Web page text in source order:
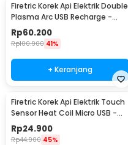
Firetric Korek Api Elektrik Double
Plasma Arc USB Recharge -
JL113
Rp60.200
Rp100.900 41%
+ Keranjang
Firetric Korek Api Elektrik Touch
Sensor Heat Coil Micro USB -
JL711
Rp24.900
Rp44.900 45%